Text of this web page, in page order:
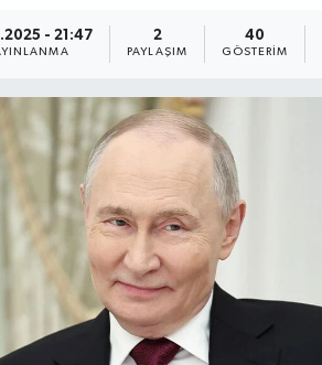
- 21:47 2
PAYLAŞIM
40
GÖSTERIM